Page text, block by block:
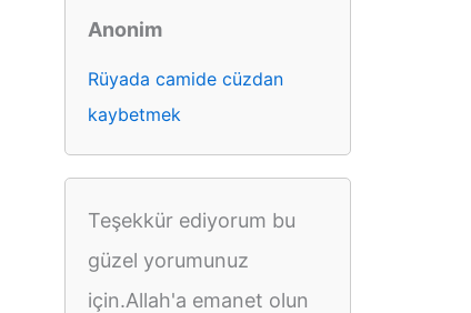
Anonim
Rüyada camide cüzdan
kaybetmek
Teşekkür ediyorum bu
güzel yorumunuz
için.Allah'a emanet olun